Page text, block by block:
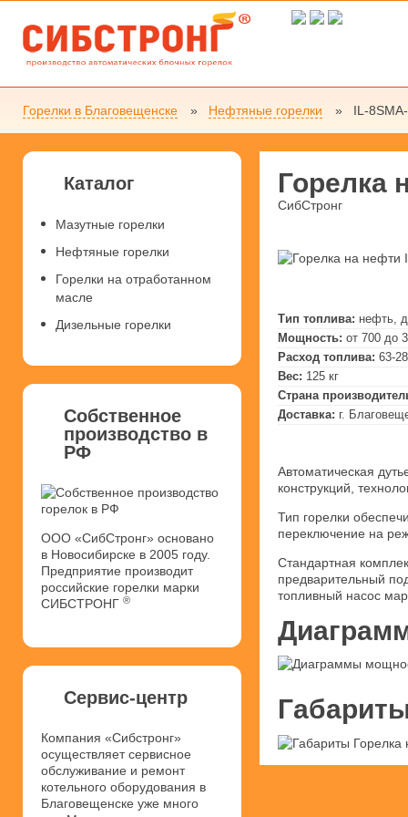
Горелки в Благовещенске Нефтяные горелки IL-
Горелка
СибСтронг
Тип топлива: нефть,
Мощность: от 700 до
Расход топлива: 63-
Вес: 125 кг
Страна
Доставка: г.
Автоматическая
конструкций,
Тип горелки
переключение на
Стандартная
предварительный
топливный насос
Каталог
Мазутные горелки
Нефтяные горелки
Горелки на отработанном
масле
Дизельные горелки
Собственное
производство в
РФ
ООО «СибСтронг» основано
в Новосибирске в 2005 году.
Предприятие производит
российские горелки марки
СИБСТРОНГ ®
Сервис-центр
Компания «Сибстронг»
осуществляет сервисное
обслуживание и ремонт
котельного оборудования в
Благовещенске уже много